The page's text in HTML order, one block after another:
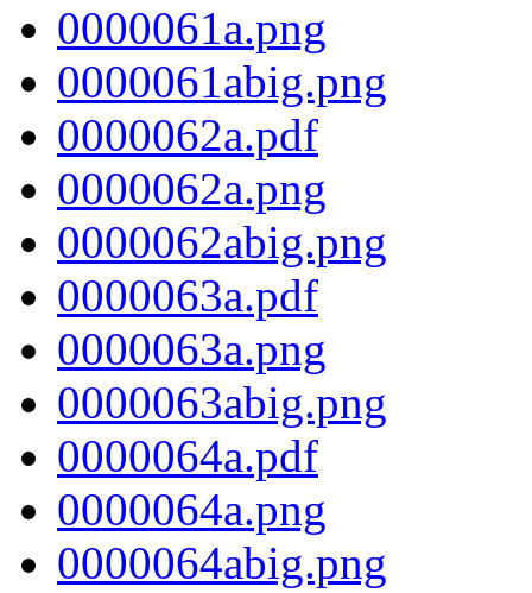
0000061a.png
0000061abig.png
0000062a.pdf
0000062a.png
0000062abig.png
0000063a.pdf
0000063a.png
0000063abig.png
0000064a.pdf
0000064a.png
0000064abig.png